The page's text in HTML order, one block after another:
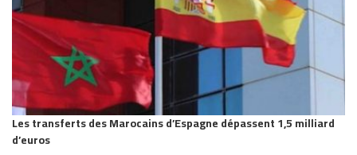
Les transferts des Marocains d’Espagne dépassent 1,5 milliard
d’euros